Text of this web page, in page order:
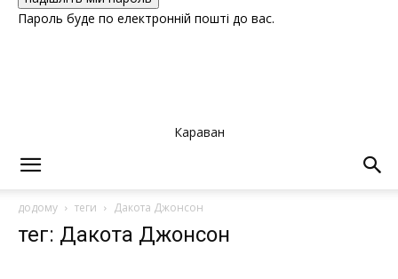
Пароль буде по електронній пошті до вас.
Караван
додому теги Дакота Джонсон
тег: Дакота Джонсон